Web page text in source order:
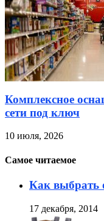
Комплексное
сети под ключ
10 июля, 2026
Самое читаемое
Как выбрать
17 декабря, 2014